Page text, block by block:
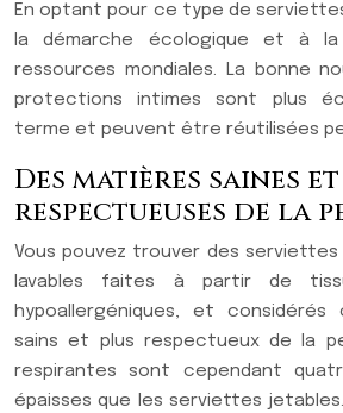
En optant pour ce type de
la démarche écologique et à la
ressources mondiales. La bonne
protections intimes sont plus
terme et peuvent être réutilisées
Des matières saines et
respectueuses de la
Vous pouvez trouver des serviettes
lavables faites à partir de
hypoallergéniques, et
sains et plus respectueux de la
respirantes sont cependant
épaisses que les serviettes